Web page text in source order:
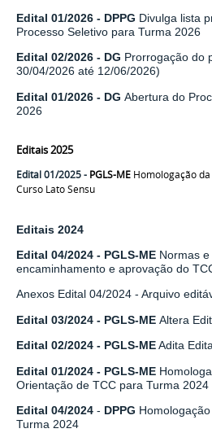
Edital 01/2026 - DPPG Divulga lista
Processo Seletivo para Turma 2026
Edital 02/2026 - DG Prorrogação do
30/04/2026 até 12/06/2026)
Edital 01/2026 - DG Abertura do
2026
Editais 2025
Edital 01/2025- PGLS-ME Homologação
Curso Lato Sensu
Editais 2024
Edital 04/2024 - PGLS-ME Normas
encaminhamento e aprovação do
Anexos Edital 04/2024 - Arquivo
Edital 03/2024 - PGLS-ME Altera
Edital 02/2024 - PGLS-MEAdita
Edital 01/2024 - PGLS-ME
Orientação de TCC para Turma 2024
Edital 04/2024 - DPPG
Turma 2024